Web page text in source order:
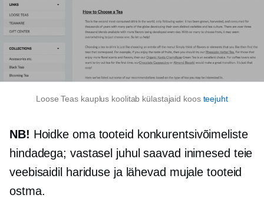
Loose Teas kauplus koolitab külastajaid koos teejuht
NB! Hoidke oma tooteid konkurentsivõimeliste
hindadega; vastasel juhul saavad inimesed teie
veebisaidil hariduse ja lähevad mujale tooteid
ostma.